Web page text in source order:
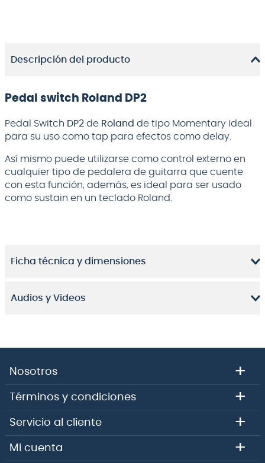
Descripción del producto
Pedal switch Roland DP2
Pedal Switch DP2 de Roland de tipo Momentary ideal
para su uso como tap para efectos como delay.
Así mismo puede utilizarse como control externo en
cualquier tipo de pedalera de guitarra que cuente
con esta función, además, es ideal para ser usado
como sustain en un teclado Roland.
Ficha técnica y dimensiones
Audios y Videos
Nosotros +
Términos y condiciones +
Servicio al cliente +
Mi cuenta +